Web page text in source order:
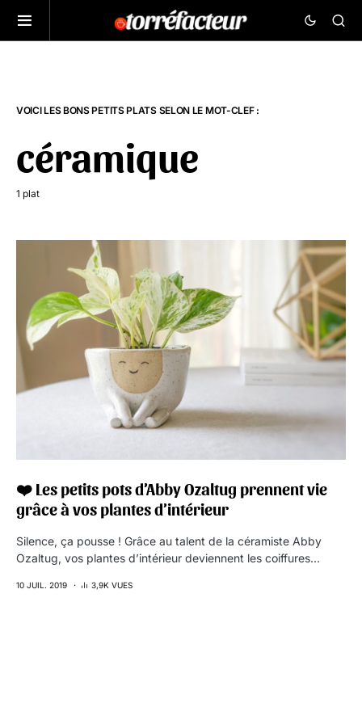
VOICI LES BONS PETITS PLATS SELON LE MOT-CLEF :
céramique
1 plat
❤️ Les petits pots d’Abby Ozaltug prennent vie
grâce à vos plantes d’intérieur
Silence, ça pousse ! Grâce au talent de la céramiste Abby
Ozaltug, vos plantes d’intérieur deviennent les coiffures…
10 JUIL. 2019 3,9K VUES